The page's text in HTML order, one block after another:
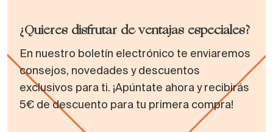
¿Quieres disfrutar de ventajas especiales?
En nuestro boletín electrónico te enviaremos
consejos, novedades y descuentos
exclusivos para ti. ¡Apúntate ahora y recibirás
5€ de descuento para tu primera compra!